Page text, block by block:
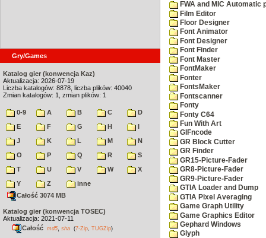
Gry/Games
Katalog gier (konwencja Kaz)
Aktualizacja: 2026-07-19
Liczba katalogów: 8878, liczba plików: 40040
Zmian katalogów: 1, zmian plików: 1
0-9 A B C
D
E
F G H
I
J
K L M
N
O
P Q R
S
T
U V W
X
Y
Z
inne
Całość 3074 MB
Katalog gier (konwencja TOSEC)
Aktualizacja: 2021-07-11
Całość md5 sha (7-Zip TUGZip)
FWA and MIC
Film Editor
Floor Designer
Font Animator
Font Designer
Font Finder
Font Master
FontMaker
Fonter
FontsMaker
Fontscanner
Fonty
Fonty C64
Fun With Art
GIFncode
GR Block Cutter
GR Finder
GR15-Picture-Fader
GR8-Picture-Fader
GR9-Picture-Fader
GTIA Loader and Dump
GTIA Pixel Averaging
Game Graph Utility
Game Graphics Editor
Gephard Windows
Glyph